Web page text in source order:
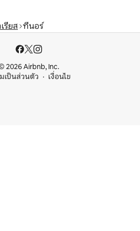
รียส ทีนอร์
2026 Airbnb, Inc.
เป็นส่วนตัว
เงื่อนไข